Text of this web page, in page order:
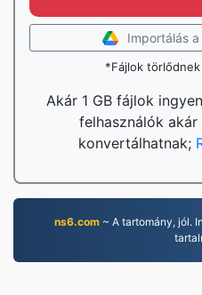
Importálás
*Fájlok
Akár 1 GB fájlok
felhasználók
konvertálhatnak;
ns6.com ~ A tartomány, jól.